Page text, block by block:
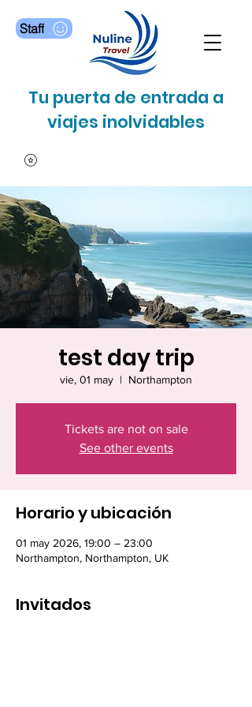
Staff
Tu puerta de entrada a
viajes inolvidables
test day trip
vie, 01 may
  |
Northampton
Tickets are not on sale
See other events
Horario y ubicación
01 may 2026, 19:00 – 23:00
Northampton, Northampton, UK
Invitados